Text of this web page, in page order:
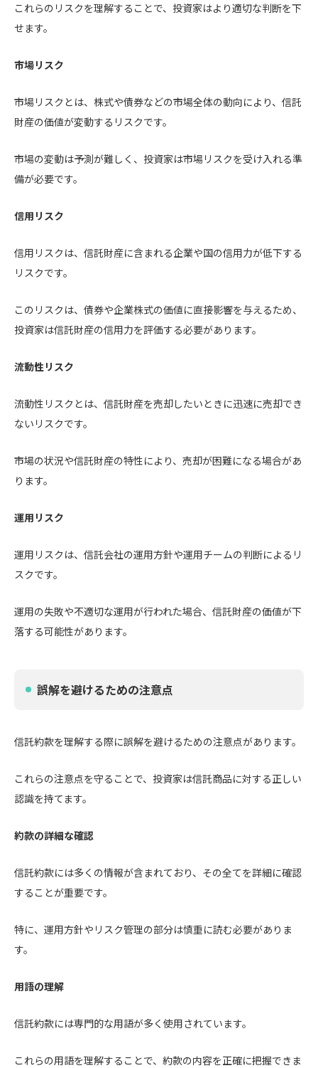
これらのリスクを理解することで、投資家はより適切な判断を下
せます。
市場リスク
市場リスクとは、株式や債券などの市場全体の動向により、信託
財産の価値が変動するリスクです。
市場の変動は予測が難しく、投資家は市場リスクを受け入れる準
備が必要です。
信用リスク
信用リスクは、信託財産に含まれる企業や国の信用力が低下する
リスクです。
このリスクは、債券や企業株式の価値に直接影響を与えるため、
投資家は信託財産の信用力を評価する必要があります。
流動性リスク
流動性リスクとは、信託財産を売却したいときに迅速に売却でき
ないリスクです。
市場の状況や信託財産の特性により、売却が困難になる場合があ
ります。
運用リスク
運用リスクは、信託会社の運用方針や運用チームの判断によるリ
スクです。
運用の失敗や不適切な運用が行われた場合、信託財産の価値が下
落する可能性があります。
誤解を避けるための注意点
信託約款を理解する際に誤解を避けるための注意点があります。
これらの注意点を守ることで、投資家は信託商品に対する正しい
認識を持てます。
約款の詳細な確認
信託約款には多くの情報が含まれており、その全てを詳細に確認
することが重要です。
特に、運用方針やリスク管理の部分は慎重に読む必要がありま
す。
用語の理解
信託約款には専門的な用語が多く使用されています。
これらの用語を理解することで、約款の内容を正確に把握できま